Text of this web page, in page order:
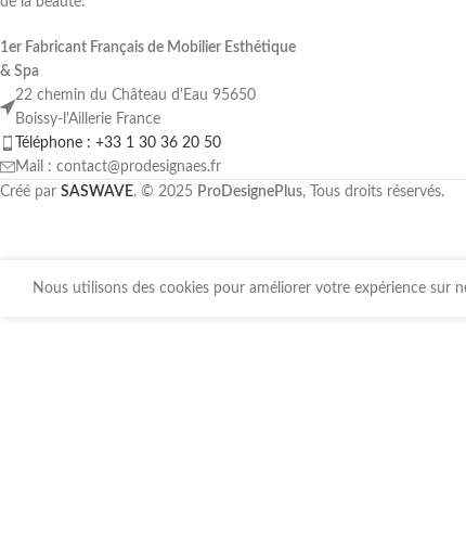
1er Fabricant Français de Mobilier Esthétique
& Spa
22 chemin du Château d'Eau 95650
Boissy-l'Aillerie France
Téléphone : +33 1 30 36 20 50
Mail : contact@prodesignaes.fr
Créé par SASWAVE. © 2025 ProDesignePlus, Tous droits réservés.
Nous utilisons des cookies pour améliorer votre expérience sur